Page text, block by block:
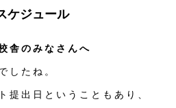
ケジュール
舎のみなさんへ
したね。
提出日ということもあり、